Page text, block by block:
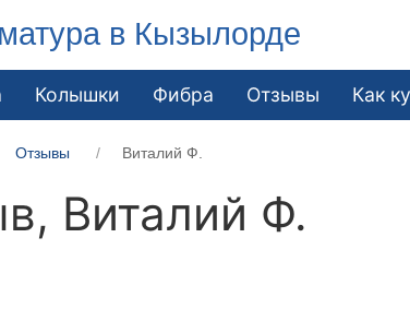
в Кызылорде
Колышки Фибра Отзывы Как
Отзывы Виталий Ф.
Виталий Ф.